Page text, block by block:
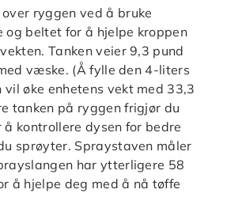
ryggen ved å bruke
og beltet for å hjelpe kroppen
Tanken veier 9,3 pund
væske. (Å fylle den 4-liters
vil øke enhetens vekt med 33,3
tanken på ryggen frigjør du
å kontrollere dysen for bedre
sprøyter. Spraystaven måler
har ytterligere 58
å hjelpe deg med å nå tøffe